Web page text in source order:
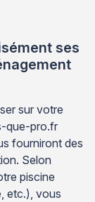
ses
sur votre
que-pro.fr
fourniront des
Selon
piscine
etc.), vous